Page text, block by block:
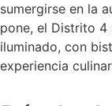
sumergirse en la
pone, el Distrito 4
iluminado, con
experiencia